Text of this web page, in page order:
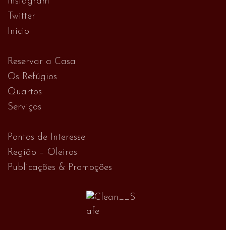
Twitter
Início
Reservar a Casa
Os Refúgios
Quartos
Serviços
Pontos de Interesse
Região – Oleiros
Publicações & Promoções